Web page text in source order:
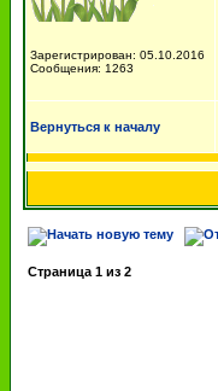
Зарегистрирован: 05.10.2016
Сообщения: 1263
Вернуться к началу
Страница 1 из 2